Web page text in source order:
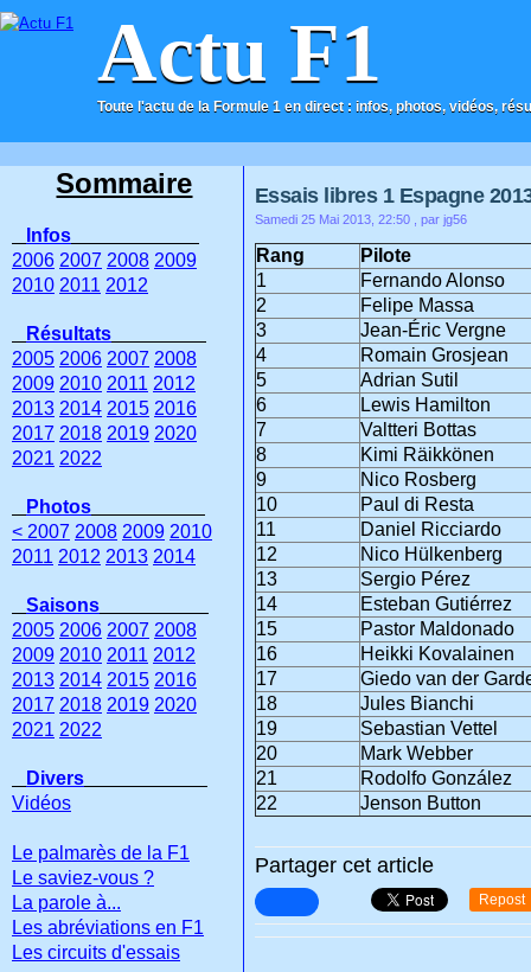
Actu F1
Toute l'actu de la Formule 1 en direct : infos, photos, vidéos,
ACCUEIL CONTACT
Essais libres 1 Espagne
Samedi 25 Mai 2013, 22:50 , par jg56
Rang
Pilote
1
Fernando Alonso
2
Felipe Massa
3
Jean-Éric Vergne
4
Romain Grosjean
5
Adrian Sutil
6
Lewis Hamilton
7
Valtteri Bottas
8
Kimi Räikkönen
9
Nico Rosberg
10
Paul di Resta
11
Daniel Ricciardo
12
Nico Hülkenberg
13
Sergio Pérez
14
Esteban Gutiérrez
15
Pastor Maldonado
16
Heikki Kovalainen
17
Giedo van der
18
Jules Bianchi
19
Sebastian Vettel
20
Mark Webber
21
Rodolfo González
22
Jenson Button
Partager cet article
Repost
Sommaire
Infos
2006 2007 2008 2009
2010 2011 2012
Résultats
2005 2006 2007 2008
2009 2010 2011 2012
2013 2014 2015 2016
2017 2018 2019 2020
2021 2022
Photos
< 2007 2008 2009 2010
2011 2012 2013 2014
Saisons
2005 2006 2007 2008
2009 2010 2011 2012
2013 2014 2015 2016
2017 2018 2019 2020
2021 2022
Divers
Vidéos
Le palmarès de la F1
Le saviez-vous ?
La parole à...
Les abréviations en F1
Les circuits d'essais